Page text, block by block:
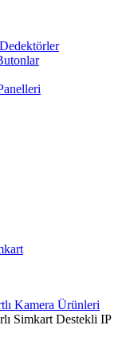
Kamera Ürünleri
Simkart Destekli IP